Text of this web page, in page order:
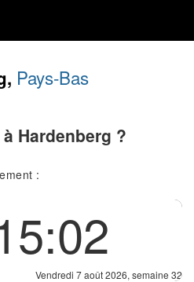
Pays-Bas
Hardenberg ?
:
Vendredi 7 août 2026, semaine 32